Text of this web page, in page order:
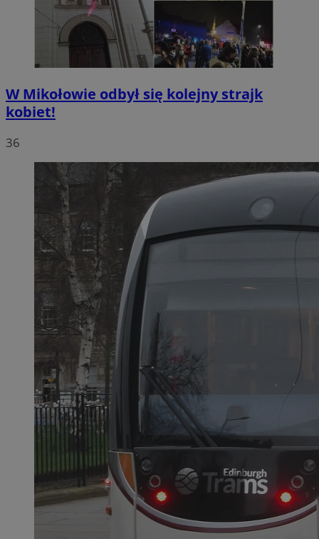
W Mikołowie odbył się kolejny strajk
kobiet!
36